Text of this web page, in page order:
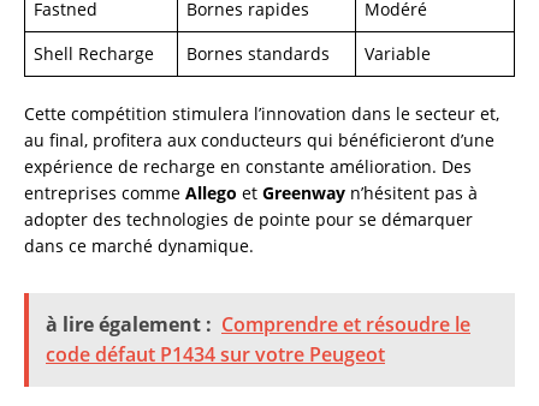
Fastned Bornes rapides
Modéré
Shell Recharge
Bornes standards Variable
Cette compétition stimulera l’innovation dans le secteur et,
au final, profitera aux conducteurs qui bénéficieront d’une
expérience de recharge en constante amélioration. Des
entreprises comme Allego et Greenway n’hésitent pas à
adopter des technologies de pointe pour se démarquer
dans ce marché dynamique.
à lire également : Comprendre et résoudre le
code défaut P1434 sur votre Peugeot